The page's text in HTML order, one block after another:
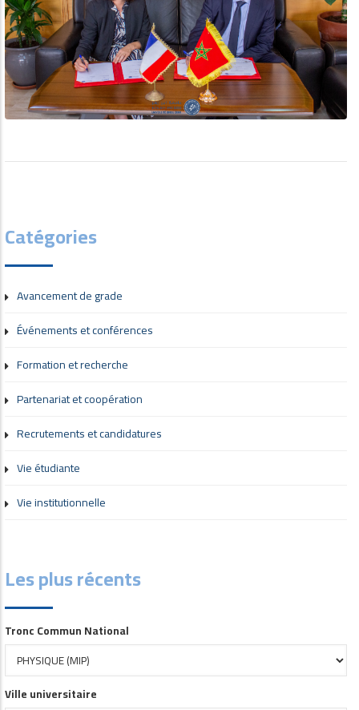
Catégories
Avancement de grade
Événements et conférences
Formation et recherche
Partenariat et coopération
Recrutements et candidatures
Vie étudiante
Vie institutionnelle
Les plus récents
Tronc Commun National
Ville universitaire